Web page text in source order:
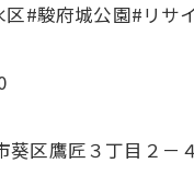
#駿府城公園#リサ
鷹匠３丁目２－